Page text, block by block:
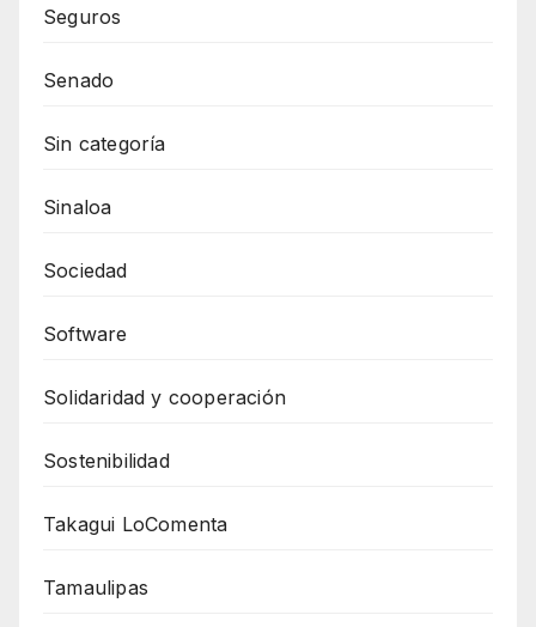
Seguros
Senado
Sin categoría
Sinaloa
Sociedad
Software
Solidaridad y cooperación
Sostenibilidad
Takagui LoComenta
Tamaulipas